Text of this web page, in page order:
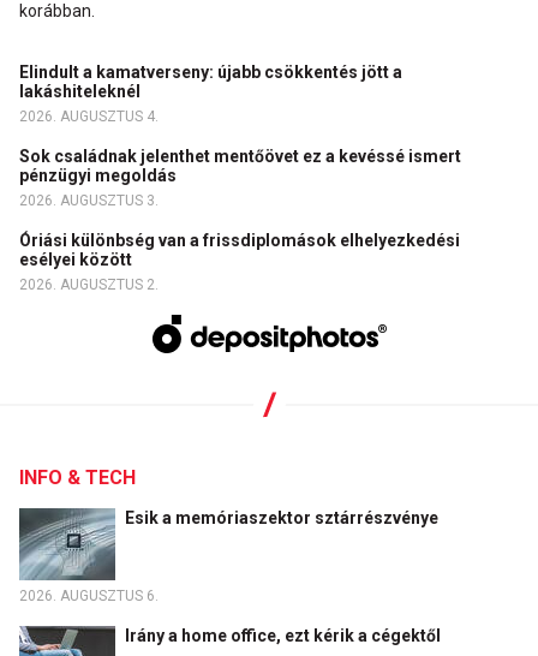
korábban.
Elindult a kamatverseny: újabb csökkentés jött a
lakáshiteleknél
2026. AUGUSZTUS 4.
Sok családnak jelenthet mentőövet ez a kevéssé ismert
pénzügyi megoldás
2026. AUGUSZTUS 3.
Óriási különbség van a frissdiplomások elhelyezkedési
esélyei között
2026. AUGUSZTUS 2.
INFO & TECH
Esik a memóriaszektor sztárrészvénye
2026. AUGUSZTUS 6.
Irány a home office, ezt kérik a cégektől